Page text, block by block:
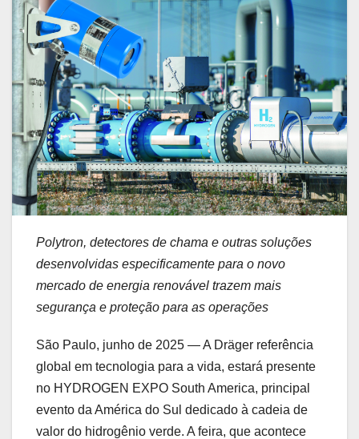
Polytron, detectores de chama e outras soluções
desenvolvidas especificamente para o novo
mercado de energia renovável trazem mais
segurança e proteção para as operações
São Paulo, junho de 2025 — A Dräger referência
global em tecnologia para a vida, estará presente
no HYDROGEN EXPO South America, principal
evento da América do Sul dedicado à cadeia de
valor do hidrogênio verde. A feira, que acontece